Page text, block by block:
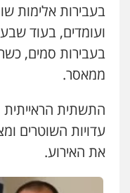
בעבירות אלימות
ועומדים, בעוד
בעבירות סמים,
ממאסר.
התשתית
עדויות השוטרים
את האירוע.